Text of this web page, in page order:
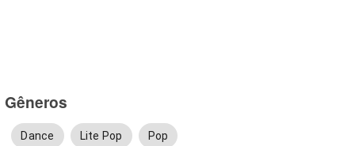
Gêneros
Dance Lite Pop Pop